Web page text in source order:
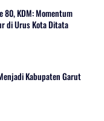
80, KDM: Momentum
di Urus Kota Ditata
Kabupaten Garut